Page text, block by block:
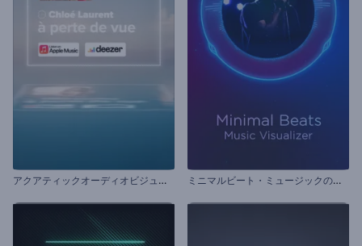
ア
クアティックオーディオビジュアライザー ミ
ニマルビート・ミュージックのビジュアライザー